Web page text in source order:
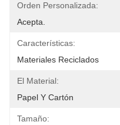
Orden Personalizada:
Acepta.
Características:
Materiales Reciclados
El Material:
Papel Y Cartón
Tamaño: